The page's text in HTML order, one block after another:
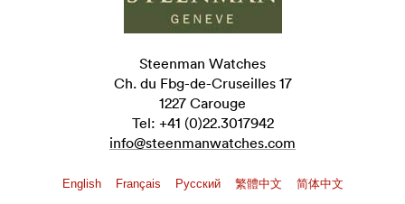
Steenman Watches
Ch. du Fbg-de-Cruseilles 17
1227 Carouge
Tel: +41 (0)22.3017942
info@steenmanwatches.com
English Français Pусский 繁體中文 简体中文